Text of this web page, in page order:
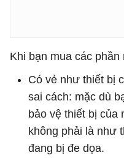
Khi bạn mua các
Có vẻ như thiết bị
sai cách: mặc dù
bảo vệ thiết bị
không phải là như
đang bị đe dọa.